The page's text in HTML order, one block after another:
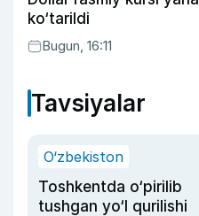
ko‘tarildi
Bugun, 16:11
Tavsiyalar
O‘zbekiston
Toshkentda o‘pirilib
tushgan yo‘l qurilishi